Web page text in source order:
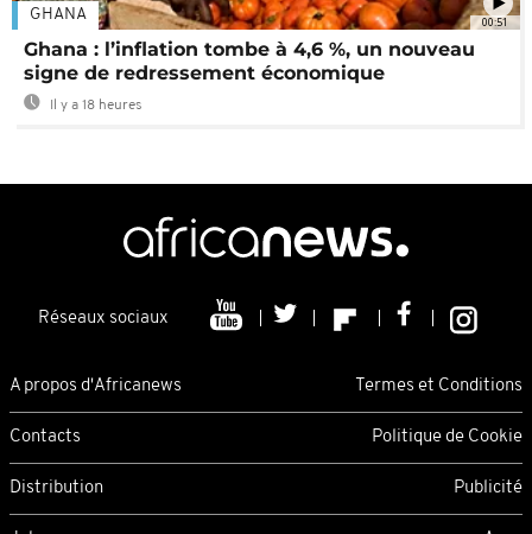
00:51
GHANA
Ghana : l’inflation tombe à 4,6 %, un nouveau
signe de redressement économique
Il y a 18 heures
Réseaux sociaux
A propos d'Africanews Termes et Conditions
Contacts Politique de Cookie
Distribution Publicité